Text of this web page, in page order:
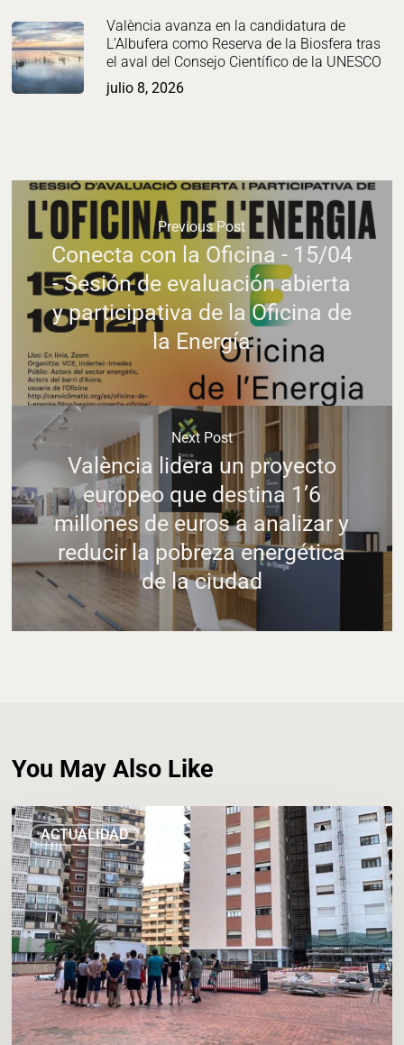
València avanza en la candidatura de
L’Albufera como Reserva de la Biosfera tras
el aval del Consejo Científico de la UNESCO
julio 8, 2026
Previous Post
Conecta con la Oficina - 15/04
- Sesión de evaluación abierta
y participativa de la Oficina de
la Energía
Next Post
València lidera un proyecto
europeo que destina 1’6
millones de euros a analizar y
reducir la pobreza energética
de la ciudad
You May Also Like
ACTUALIDAD
Rehabilitación
energética
en
València
con
fondos
europeos